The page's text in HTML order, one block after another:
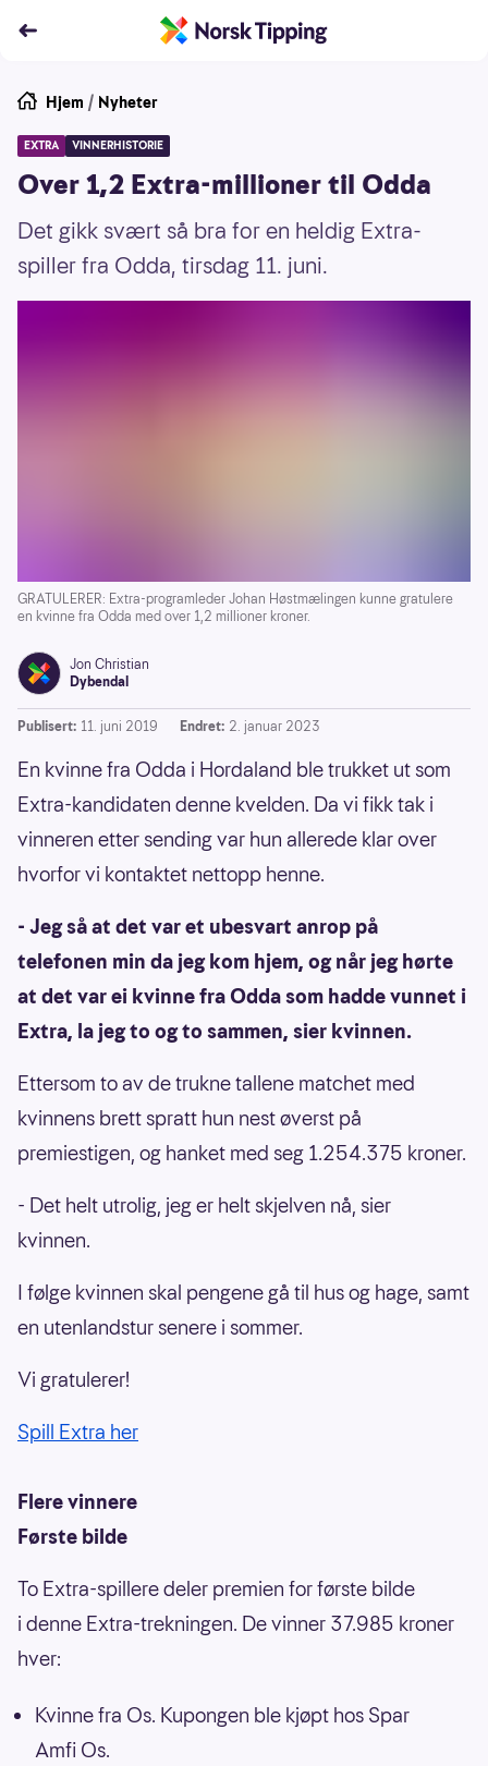
Hjem / Nyheter
EXTRA VINNERHISTORIE
Over 1,2 Extra-millioner til Odda
Det gikk svært så bra for en heldig Extra-
spiller fra Odda, tirsdag 11. juni.
GRATULERER: Extra-programleder Johan Høstmælingen kunne gratulere
en kvinne fra Odda med over 1,2 millioner kroner.
Jon Christian
Dybendal
Publisert: 11. juni 2019 Endret: 2. januar 2023
En kvinne fra Odda i Hordaland ble trukket ut som
Extra-kandidaten denne kvelden. Da vi fikk tak i
vinneren etter sending var hun allerede klar over
hvorfor vi kontaktet nettopp henne.
- Jeg så at det var et ubesvart anrop på
telefonen min da jeg kom hjem, og når jeg hørte
at det var ei kvinne fra Odda som hadde vunnet i
Extra, la jeg to og to sammen, sier kvinnen.
Ettersom to av de trukne tallene matchet med
kvinnens brett spratt hun nest øverst på
premiestigen, og hanket med seg 1.254.375 kroner.
- Det helt utrolig, jeg er helt skjelven nå, sier
kvinnen.
I følge kvinnen skal pengene gå til hus og hage, samt
en utenlandstur senere i sommer.
Vi gratulerer!
Spill Extra her
Flere vinnere
Første bilde
To Extra-spillere deler premien for første bilde
i denne Extra-trekningen. De vinner 37.985 kroner
hver:
Kvinne fra Os. Kupongen ble kjøpt hos Spar
Amfi Os.